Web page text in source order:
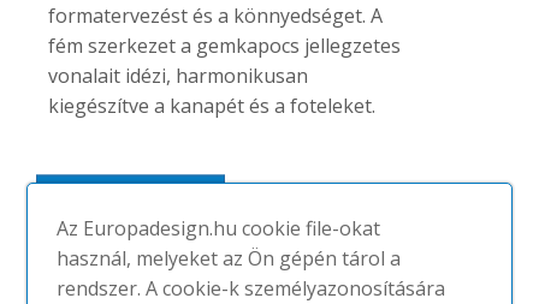
formatervezést és a könnyedséget. A
fém szerkezet a gemkapocs jellegzetes
vonalait idézi, harmonikusan
kiegészítve a kanapét és a foteleket.
Az Europadesign.hu cookie file-okat
használ, melyeket az Ön gépén tárol a
rendszer. A cookie-k személyazonosítására